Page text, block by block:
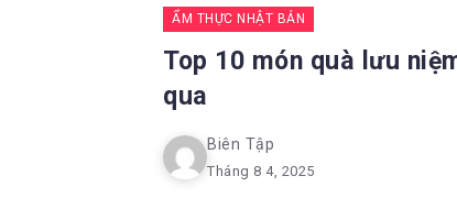
ẨM THỰC NHẬT BẢN
Top 10 món quà lưu
qua
Biên Tập
Tháng 8 4, 2025